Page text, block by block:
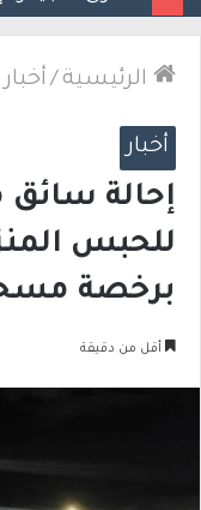
الرئيسية / أخبار
أخبار
إحالة سائق
للحبس
برخصة
أقل من دقيقة